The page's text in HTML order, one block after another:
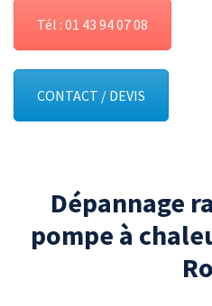
Tél : 01 43 94 07 08
CONTACT / DEVIS
Dépannage
pompe à